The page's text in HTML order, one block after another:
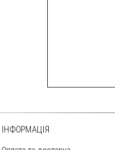
ІНФОРМАЦІЯ